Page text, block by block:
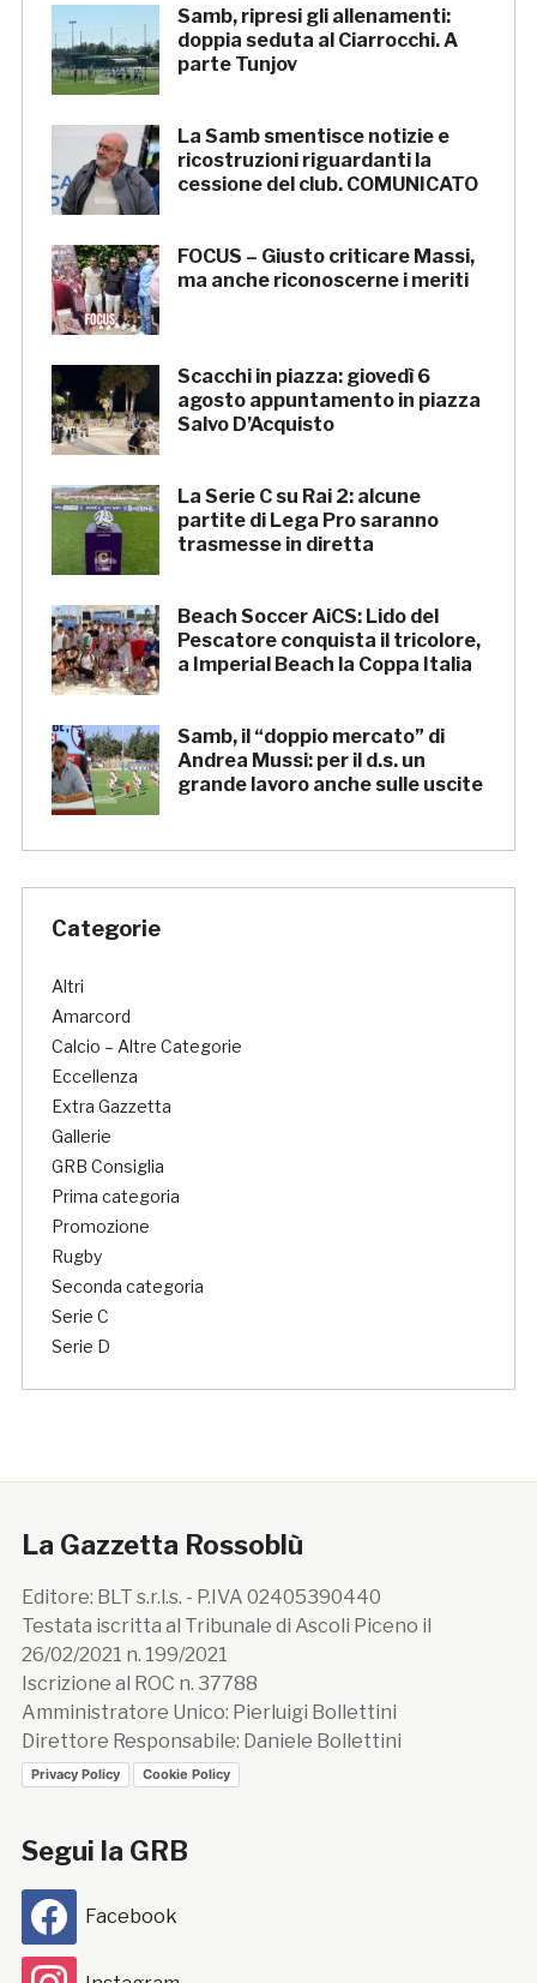
Samb, ripresi gli allenamenti:
doppia seduta al Ciarrocchi. A
parte Tunjov
La Samb smentisce notizie e
ricostruzioni riguardanti la
cessione del club. COMUNICATO
FOCUS – Giusto criticare Massi,
ma anche riconoscerne i meriti
Scacchi in piazza: giovedì 6
agosto appuntamento in piazza
Salvo D’Acquisto
La Serie C su Rai 2: alcune
partite di Lega Pro saranno
trasmesse in diretta
Beach Soccer AiCS: Lido del
Pescatore conquista il tricolore,
a Imperial Beach la Coppa Italia
Samb, il “doppio mercato” di
Andrea Mussi: per il d.s. un
grande lavoro anche sulle uscite
Categorie
Altri
Amarcord
Calcio – Altre Categorie
Eccellenza
Extra Gazzetta
Gallerie
GRB Consiglia
Prima categoria
Promozione
Rugby
Seconda categoria
Serie C
Serie D
La Gazzetta Rossoblù
Editore: BLT s.r.l.s. - P.IVA 02405390440
Testata iscritta al Tribunale di Ascoli Piceno il
26/02/2021 n. 199/2021
Iscrizione al ROC n. 37788
Amministratore Unico: Pierluigi Bollettini
Direttore Responsabile: Daniele Bollettini
Privacy Policy Cookie Policy
Segui la GRB
Facebook